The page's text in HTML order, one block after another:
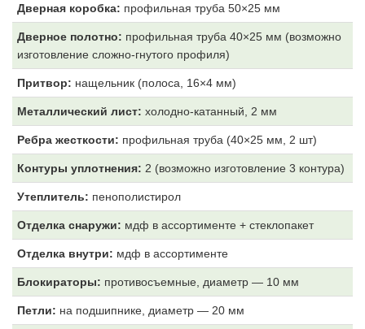
Дверная коробка: профильная труба 50×25 мм
Дверное полотно: профильная труба 40×25 мм (возможно
изготовление сложно-гнутого профиля)
Притвор: нащельник (полоса, 16×4 мм)
Металлический лист: холодно-катанный, 2 мм
Ребра жесткости: профильная труба (40×25 мм, 2 шт)
Контуры уплотнения: 2 (возможно изготовление 3 контура)
Утеплитель: пенополистирол
Отделка снаружи: мдф в ассортименте + стеклопакет
Отделка внутри: мдф в ассортименте
Блокираторы: противосъемные, диаметр — 10 мм
Петли: на подшипнике, диаметр — 20 мм